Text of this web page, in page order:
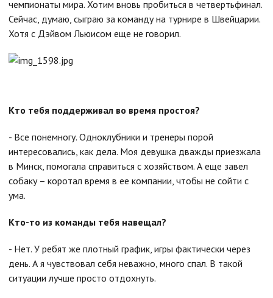
чемпионаты мира. Хотим вновь пробиться в четвертьфинал.
Сейчас, думаю, сыграю за команду на турнире в Швейцарии.
Хотя с Дэйвом Льюисом еще не говорил.
Кто тебя поддерживал во время простоя?
- Все понемногу. Одноклубники и тренеры порой
интересовались, как дела. Моя девушка дважды приезжала
в Минск, помогала справиться с хозяйством. А еще завел
собаку – коротал время в ее компании, чтобы не сойти с
ума.
Кто-то из команды тебя навещал?
- Нет. У ребят же плотный график, игры фактически через
день. А я чувствовал себя неважно, много спал. В такой
ситуации лучше просто отдохнуть.